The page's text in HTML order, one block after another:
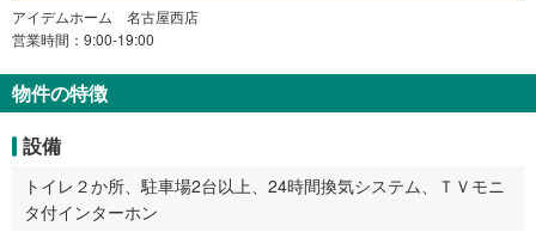
アイデムホーム 名古屋西店
営業時間：9:00-19:00
物件の特徴
設備
トイレ２か所、駐車場2台以上、24時間換気システム、ＴＶモニ
タ付インターホン